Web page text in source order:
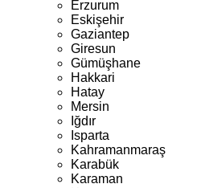
Erzurum
Eskişehir
Gaziantep
Giresun
Gümüşhane
Hakkari
Hatay
Mersin
Iğdır
Isparta
Kahramanmaraş
Karabük
Karaman